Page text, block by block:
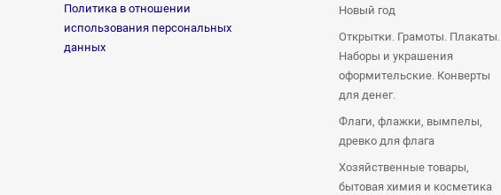
Политика в отношении
использования персональных
данных
Новый год
Открытки. Грамоты. Плакаты.
Наборы и украшения
оформительские. Конверты
для денег.
Флаги, флажки, вымпелы,
древко для флага
Хозяйственные товары,
бытовая химия и косметика